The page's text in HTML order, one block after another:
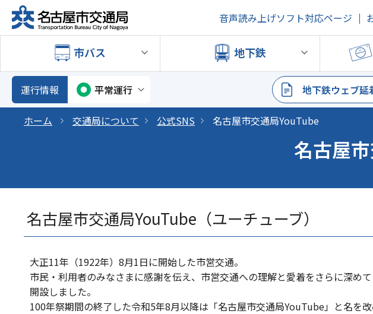
音声読み上げソフト対応ページ
市バス 地下鉄
運行情報 平常運行 地下鉄ウェブ延
ホーム 交通局について 公式SNS 名古屋市交通局YouTube
名古屋
名古屋市交通局YouTube（ユーチューブ）
大正11年（1922年）8月1日に開始した市営交通。
市民・利用者のみなさまに感謝を伝え、市営交通への理解と愛着をさらに深
開設しました。
100年祭期間の終了した令和5年8月以降は「名古屋市交通局YouTube」と名を